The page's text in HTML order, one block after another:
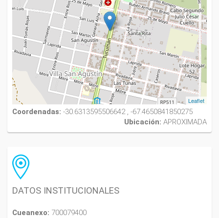
Leaflet
Coordenadas: -30.6313595506642 , -67.4650841850275
Ubicación: APROXIMADA
DATOS INSTITUCIONALES
Cueanexo: 700079400